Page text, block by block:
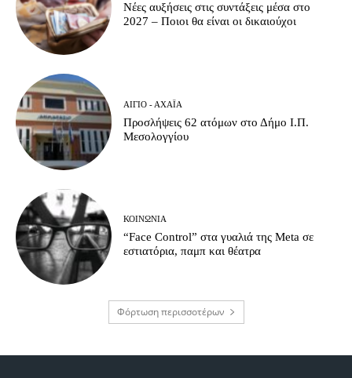
Νέες αυξήσεις στις συντάξεις μέσα στο
2027 – Ποιοι θα είναι οι δικαιούχοι
ΑΊΓΙΟ - ΑΧΑΪ́Α
Προσλήψεις 62 ατόμων στο Δήμο Ι.Π.
Μεσολογγίου
ΚΟΙΝΩΝΊΑ
“Face Control” στα γυαλιά της Meta σε
εστιατόρια, παμπ και θέατρα
Φόρτωση περισσοτέρων